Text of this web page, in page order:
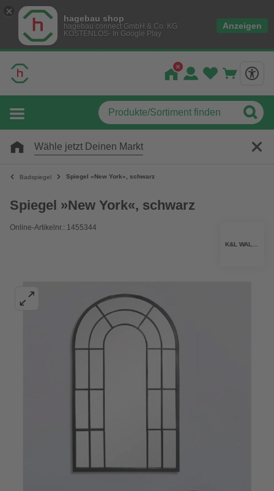
hagebau shop
hagebau connect GmbH & Co. KG
KOSTENLOS- In Google Play
Anzeigen
Wähle jetzt Deinen Markt
Badspiegel Spiegel »New York«, schwarz
Spiegel »New York«, schwarz
Online-Artikelnr.: 1455344